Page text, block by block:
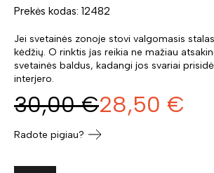
Prekės kodas: 12482
Jei svetainės zonoje stovi valgomasis
kėdžių. O rinktis jas reikia ne mažiau
svetainės baldus, kadangi jos svariai
interjero.
30,00 €28,50 €
Radote pigiau?